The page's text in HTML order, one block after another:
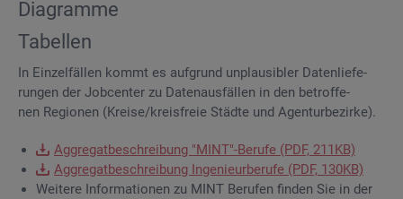
Dia­gram­me
Ta­bel­len
In Ein­zel­fäl­len kommt es auf­grund un­plau­si­bler Da­ten­lie­fe­
run­gen der Job­cen­ter zu Da­ten­aus­fäl­len in den be­trof­fe­
nen Re­gio­nen (Krei­se/kreis­freie Städ­te und Agen­tur­be­zir­ke).
Ag­gre­gat­be­schrei­bung "MINT"-Be­ru­fe (PDF, 211KB)
Ag­gre­gat­be­schrei­bung In­ge­nieur­be­ru­fe (PDF, 130KB)
Wei­te­re In­for­ma­tio­nen zu MINT Be­ru­fen fin­den Sie in der